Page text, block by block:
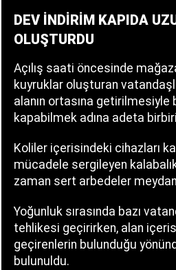
DEV İNDİRİM KAPIDA
OLUŞTURDU
Açılış saati öncesinde
kuyruklar oluşturan
alanın ortasına getirilmesiyle
kapabilmek adına adeta
Koliler içerisindeki cihazları
mücadele sergileyen
zaman sert arbedeler
Yoğunluk sırasında bazı
tehlikesi geçirirken, alan
geçirenlerin bulunduğu
bulunuldu.